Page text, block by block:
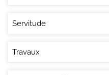
Servitude
Travaux